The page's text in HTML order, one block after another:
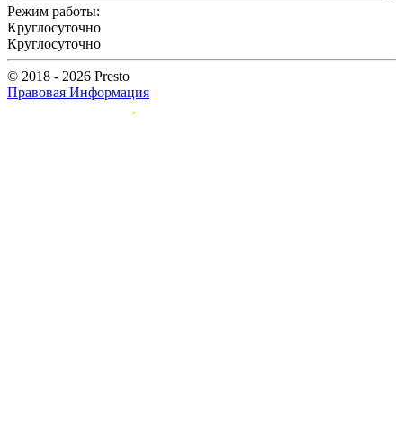
Режим работы:
Круглосуточно
Круглосуточно
© 2018 - 2026 Presto
Правовая Информация